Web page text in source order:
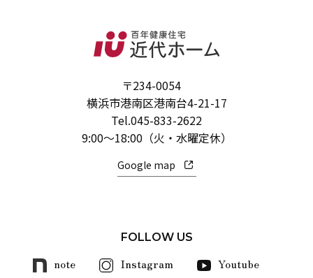
〒234-0054
横浜市港南区港南台4-21-17
Tel.045-833-2622
9:00～18:00（火・水曜定休）
Google map
FOLLOW US
note Instagram Youtube